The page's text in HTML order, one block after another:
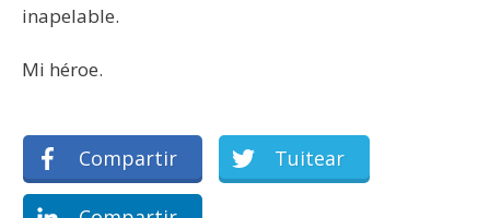
inapelable.
Mi héroe.
Compartir Tuitear